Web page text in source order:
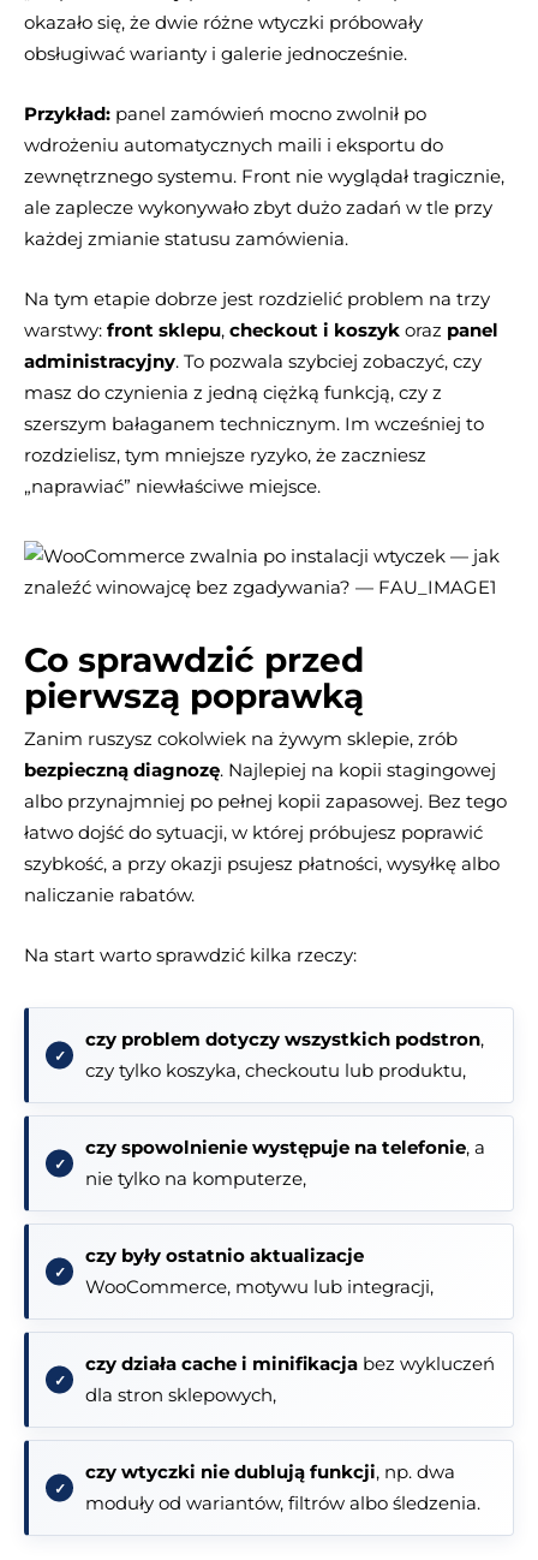
okazało się, że dwie różne wtyczki próbowały
obsługiwać warianty i galerie jednocześnie.
Przykład: panel zamówień mocno zwolnił po
wdrożeniu automatycznych maili i eksportu do
zewnętrznego systemu. Front nie wyglądał tragicznie,
ale zaplecze wykonywało zbyt dużo zadań w tle przy
każdej zmianie statusu zamówienia.
Na tym etapie dobrze jest rozdzielić problem na trzy
warstwy: front sklepu, checkout i koszyk oraz panel
administracyjny. To pozwala szybciej zobaczyć, czy
masz do czynienia z jedną ciężką funkcją, czy z
szerszym bałaganem technicznym. Im wcześniej to
rozdzielisz, tym mniejsze ryzyko, że zaczniesz
„naprawiać” niewłaściwe miejsce.
Co sprawdzić przed
pierwszą poprawką
Zanim ruszysz cokolwiek na żywym sklepie, zrób
bezpieczną diagnozę. Najlepiej na kopii stagingowej
albo przynajmniej po pełnej kopii zapasowej. Bez tego
łatwo dojść do sytuacji, w której próbujesz poprawić
szybkość, a przy okazji psujesz płatności, wysyłkę albo
naliczanie rabatów.
Na start warto sprawdzić kilka rzeczy:
czy problem dotyczy wszystkich podstron,
czy tylko koszyka, checkoutu lub produktu,
czy spowolnienie występuje na telefonie, a
nie tylko na komputerze,
czy były ostatnio aktualizacje
WooCommerce, motywu lub integracji,
czy działa cache i minifikacja bez wykluczeń
dla stron sklepowych,
czy wtyczki nie dublują funkcji, np. dwa
moduły od wariantów, filtrów albo śledzenia.